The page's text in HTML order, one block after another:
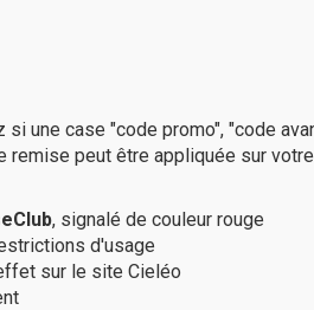
une case "code promo", "code
remise peut être appliquée sur votre
, signalé de couleur rouge
d'usage
sur le site Cieléo